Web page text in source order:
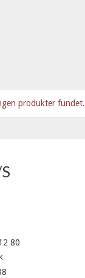
produkter fundet.
80